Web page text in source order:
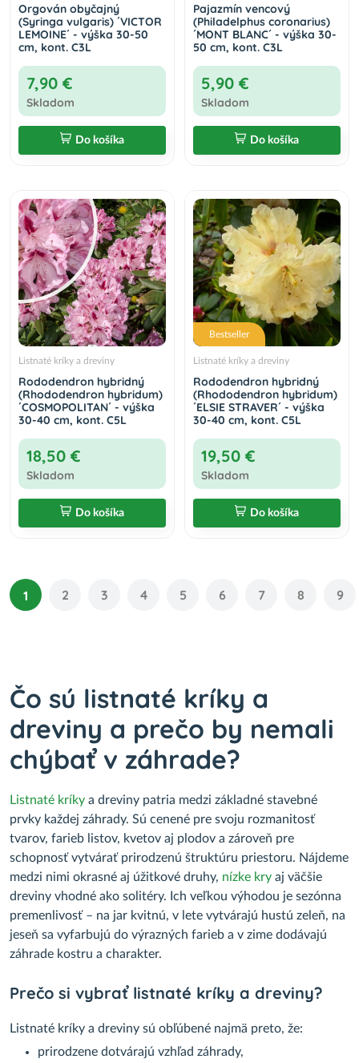
Orgován obyčajný
(Syringa vulgaris) ´VICTOR
LEMOINE´ - výška 30-50
cm, kont. C3L
7,90 €
Skladom
Do košíka
Pajazmín vencový
(Philadelphus coronarius)
´MONT BLANC´ - výška 30-
50 cm, kont. C3L
5,90 €
Skladom
Do košíka
Listnaté kríky a dreviny
Rododendron hybridný
(Rhododendron hybridum)
´COSMOPOLITAN´ - výška
30-40 cm, kont. C5L
18,50 €
Skladom
Do košíka
Bestseller
Listnaté kríky a dreviny
Rododendron hybridný
(Rhododendron hybridum)
´ELSIE STRAVER´ - výška
30-40 cm, kont. C5L
19,50 €
Skladom
Do košíka
1 2 3 4 5 6 7 8 9
Čo sú listnaté kríky a
dreviny a prečo by nemali
chýbať v záhrade?
Listnaté kríky a dreviny patria medzi základné stavebné
prvky každej záhrady. Sú cenené pre svoju rozmanitosť
tvarov, farieb listov, kvetov aj plodov a zároveň pre
schopnosť vytvárať prirodzenú štruktúru priestoru. Nájdeme
medzi nimi okrasné aj úžitkové druhy, nízke kry aj väčšie
dreviny vhodné ako solitéry. Ich veľkou výhodou je sezónna
premenlivosť – na jar kvitnú, v lete vytvárajú hustú zeleň, na
jeseň sa vyfarbujú do výrazných farieb a v zime dodávajú
záhrade kostru a charakter.
Prečo si vybrať listnaté kríky a dreviny?
Listnaté kríky a dreviny sú obľúbené najmä preto, že:
prirodzene dotvárajú vzhľad záhrady,